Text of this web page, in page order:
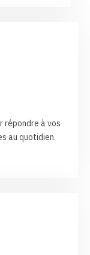
répondre à vos
au quotidien.